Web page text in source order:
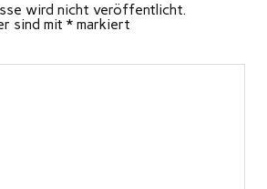
wird nicht veröffentlicht.
sind mit * markiert